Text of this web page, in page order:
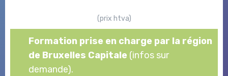
(prix htva)
Formation prise en charge par la région
de Bruxelles Capitale (infos sur
demande).